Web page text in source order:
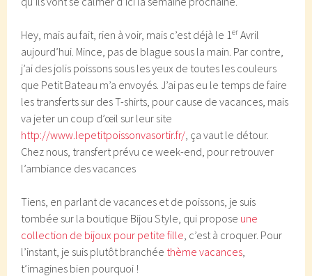
Hey, mais au fait, rien à voir, mais c’est déjà le 1er Avril
aujourd’hui. Mince, pas de blague sous la main. Par contre,
j’ai des jolis poissons sous les yeux de toutes les couleurs
que Petit Bateau m’a envoyés. J’ai pas eu le temps de faire
les transferts sur des T-shirts, pour cause de vacances, mais
va jeter un coup d’œil sur leur site
http://www.lepetitpoissonvasortir.fr/, ça vaut le détour.
Chez nous, transfert prévu ce week-end, pour retrouver
l’ambiance des vacances
Tiens, en parlant de vacances et de poissons, je suis
tombée sur la boutique Bijou Style, qui propose une
collection de bijoux pour petite fille, c’est à croquer. Pour
l’instant, je suis plutôt branchée thème vacances,
t’imagines bien pourquoi !